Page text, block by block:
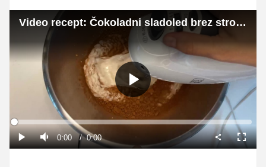
Video recept: Čokoladni sladoled brez strojčka
Predvajaj
Predvajaj
TihoCurrent
0:00 / Duration
0:00
Loaded:
0%
način